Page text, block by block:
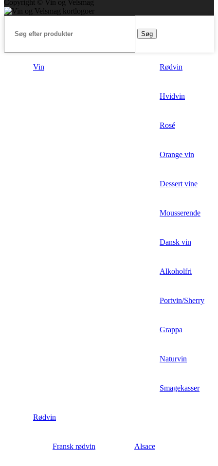
Copyright © Vin og Velsmag
Søg
Vin Rødvin
Hvidvin
Rosé
Orange vin
Dessert vine
Mousserende
Dansk vin
Alkoholfri
Portvin/Sherry
Grappa
Naturvin
Smagekasser
Rødvin
Fransk rødvin Alsace